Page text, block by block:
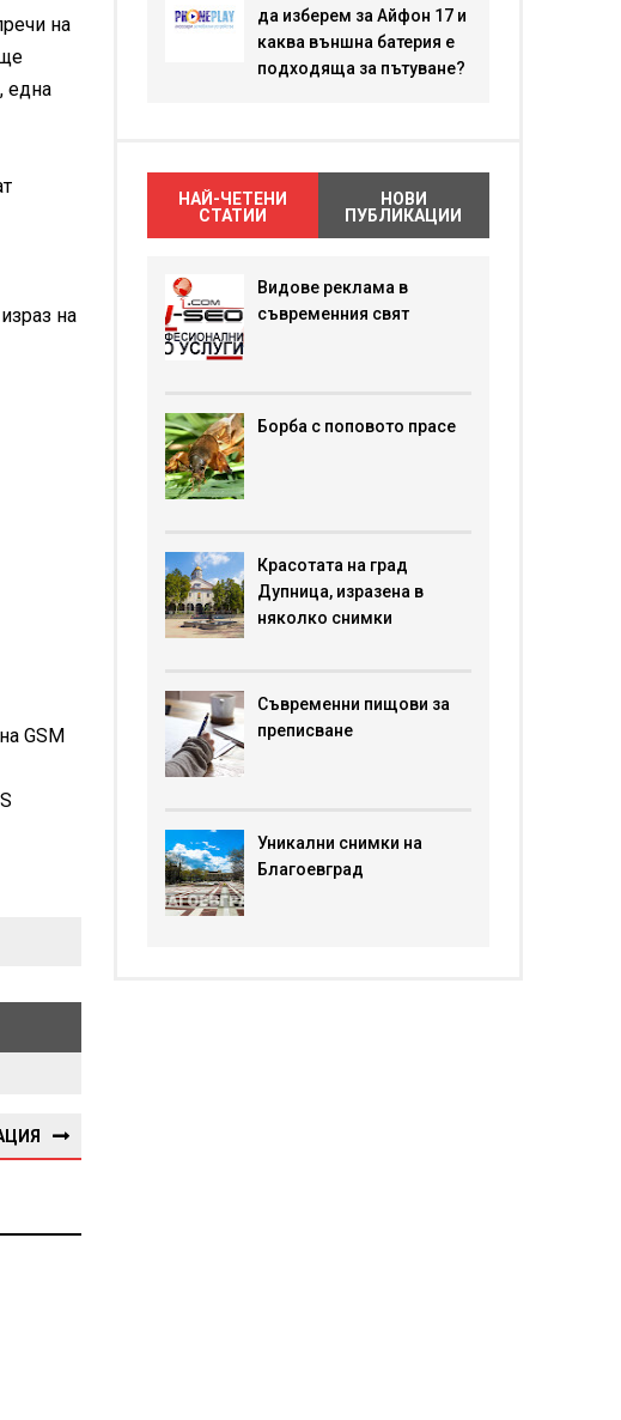
на
една
на
GSM
да изберем за Айфон 17 и
каква външна батерия е
подходяща за пътуване?
НАЙ-ЧЕТЕНИ
СТАТИИ
НОВИ
ПУБЛИКАЦИИ
Видове реклама в
съвременния свят
Борба с поповото прасе
Красотата на град
Дупница, изразена в
няколко снимки
Съвременни пищови за
преписване
Уникални снимки на
Благоевград